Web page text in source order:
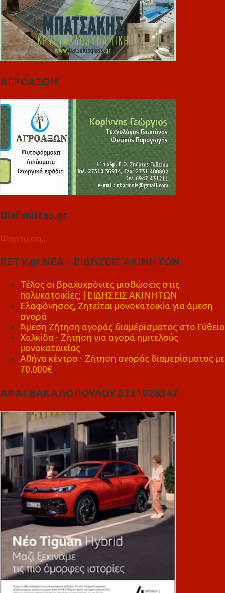
ΑΓΡΟΑΞΩΝ
Diafimistes.gr
Φόρτωση...
RETV.gr ΝΕΑ - ΕΙΔΗΣΕΙΣ ΑΚΙΝΗΤΩΝ
Τέλος οι βραχυχρόνιες μισθώσεις στις
πολυκατοικίες; | ΕΙΔΗΣΕΙΣ ΑΚΙΝΗΤΩΝ
Ελαφόνησος, Ζητείται μονοκατοικία για άμεση
αγορά
Άμεση Ζήτηση αγοράς διαμέρισματος στο Γύθειο
Χαλκίδα - Ζήτηση για αγορά ημιτελούς
μονοκατοικίας
Αθήνα κέντρο - Ζήτηση αγοράς διαμερίσματος με
70.000€
ΑΦΑΙ ΒΑΚΑΛΟΠΟΥΛΟΥ 2731026347